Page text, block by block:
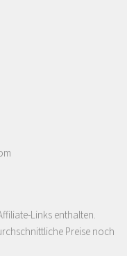
Links enthalten.
Preise noch